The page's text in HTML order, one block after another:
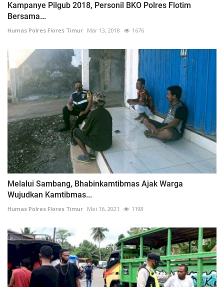
Kampanye Pilgub 2018, Personil BKO Polres Flotim
Bersama...
Humas Polres Flores Timur Mar 13, 2018 1676
Melalui Sambang, Bhabinkamtibmas Ajak Warga
Wujudkan Kamtibmas...
Humas Polres Flores Timur Mei 16, 2021 1198